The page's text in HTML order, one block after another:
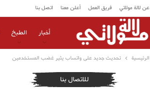
عن لالة مولاتي فريق العمل أعلن معنا اتصل بنا
أخبار الطبخ
الرئيسية تحديث جديد على واتساب يثير غضب المستخدمين
للاتصال بنا